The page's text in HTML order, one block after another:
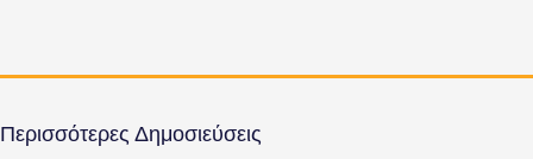
Περισσότερες Δημοσιεύσεις